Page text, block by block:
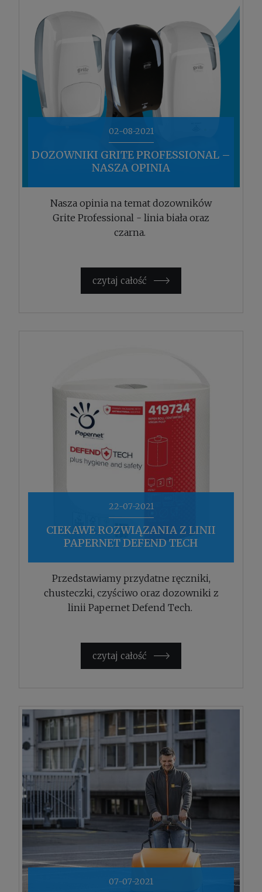
DOZOWNIKI GRITE PROFESSIONAL –
NASZA OPINIA
02-08-2021
Nasza opinia na temat dozowników
Grite Professional - linia biała oraz
czarna.
czytaj całość »
CIEKAWE ROZWIĄZANIA Z LINII
PAPERNET DEFEND TECH
22-07-2021
Przedstawiamy przydatne ręczniki,
chusteczki, czyściwo oraz dozowniki z
linii Papernet Defend Tech.
czytaj całość »
07-07-2021